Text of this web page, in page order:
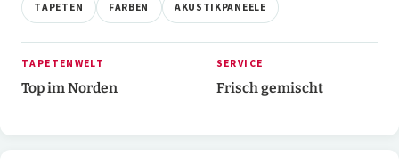
TAPETEN FARBEN AKUSTIKPANEELE
TAPETENWELT
Top im Norden
SERVICE
Frisch gemischt